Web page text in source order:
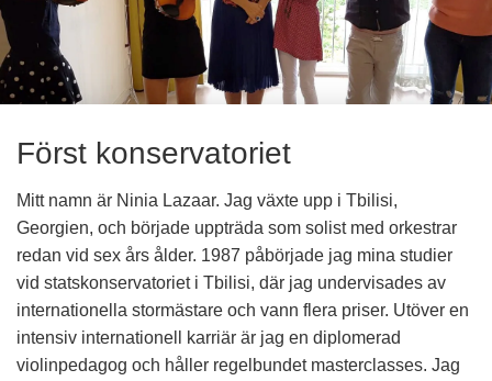
g
e
g
Först konservatoriet
Mitt namn är Ninia Lazaar. Jag växte upp i Tbilisi,
Georgien, och började uppträda som solist med orkestrar
redan vid sex års ålder. 1987 påbörjade jag mina studier
vid statskonservatoriet i Tbilisi, där jag undervisades av
internationella stormästare och vann flera priser. Utöver en
intensiv internationell karriär är jag en diplomerad
violinpedagog och håller regelbundet masterclasses. Jag